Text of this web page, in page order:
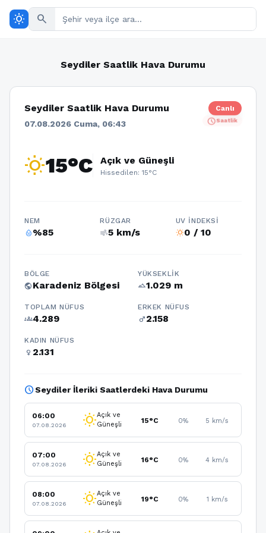
wb_sunny search
Seydiler Saatlik Hava Durumu
Seydiler Saatlik Hava Durumu
07.08.2026 Cuma, 06:43
Canlı
scheduleSaatlik
wb_sunny15°C Açık ve Güneşli
Hissedilen: 15°C
NEM
humidity_percentage%85
RÜZGAR
air5 km/s
UV İNDEKSI
wb_sunny0 / 10
BÖLGE
publicKaradeniz Bölgesi
YÜKSEKLIK
terrain1.029 m
TOPLAM NÜFUS
groups4.289
ERKEK NÜFUS
male2.158
KADIN NÜFUS
female 2.131
scheduleSeydiler İleriki Saatlerdeki Hava Durumu
06:00
07.08.2026 wb_sunnyAçık ve
Güneşli
15°C 0% 5 km/s
07:00
07.08.2026 wb_sunnyAçık ve
Güneşli
16°C 0% 4 km/s
08:00
07.08.2026 wb_sunnyAçık ve
Güneşli
19°C 0% 1 km/s